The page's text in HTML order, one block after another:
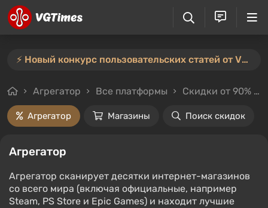
⚡️ Новый конкурс пользовательских статей от VGTimes — участвуйте тут ⚡️
Агрегатор Все платформы Скидки от 90%
Агрегатор Магазины Поиск скидок
Агрегатор
Агрегатор сканирует десятки интернет-магазинов
со всего мира (включая официальные, например
Steam, PS Store и Epic Games) и находит лучшие